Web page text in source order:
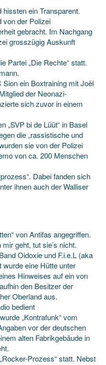
hissten ein Transparent.
von der Polizei
gebracht. Im Nachgang
grosszügig Auskunft
Partei „Die Rechte“ statt.
Sion ein Boxtraining mit Joël
der Neonazi-
sich zuvor in einem
„SVP bi de Lüüt“ in Basel
die „rassistische und
sie von der Polizei
von ca. 200 Menschen
Dabei fanden sich
ihnen auch der Walliser
von Antifas angegriffen.
geht, tut sie’s nicht.
Oidoxie und F.i.e.L (aka
eine Hütte unter
Hinweises auf ein von
den Besitzer der
Oberland aus.
bedient
„Kontrafunk“ vom
vor der deutschen
alten Fabrikgebäude in
Prozess“ statt. Nebst